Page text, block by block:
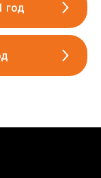
год